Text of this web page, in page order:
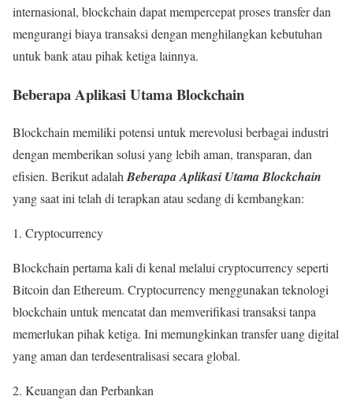
internasional, blockchain dapat mempercepat proses transfer dan
mengurangi biaya transaksi dengan menghilangkan kebutuhan
untuk bank atau pihak ketiga lainnya.
Beberapa Aplikasi Utama Blockchain
Blockchain memiliki potensi untuk merevolusi berbagai industri
dengan memberikan solusi yang lebih aman, transparan, dan
efisien. Berikut adalahBeberapa Aplikasi Utama Blockchain
yang saat ini telah di terapkan atau sedang di kembangkan:
1. Cryptocurrency
Blockchain pertama kali di kenal melalui cryptocurrency seperti
Bitcoin dan Ethereum. Cryptocurrency menggunakan teknologi
blockchain untuk mencatat dan memverifikasi transaksi tanpa
memerlukan pihak ketiga. Ini memungkinkan transfer uang digital
yang aman dan terdesentralisasi secara global.
2. Keuangan dan Perbankan